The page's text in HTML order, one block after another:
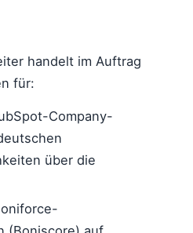
handelt im Auftrag
für:
Company-
über die